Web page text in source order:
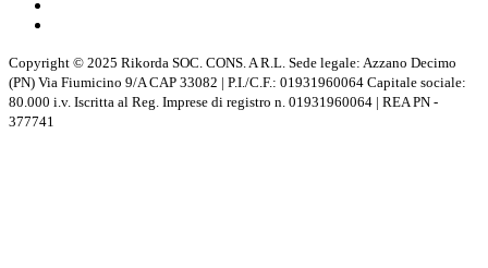
Copyright © 2025 Rikorda SOC. CONS. A R.L. Sede legale: Azzano Decimo
(PN) Via Fiumicino 9/A CAP 33082 | P.I./C.F.: 01931960064 Capitale sociale:
80.000 i.v. Iscritta al Reg. Imprese di registro n. 01931960064 | REA PN -
377741